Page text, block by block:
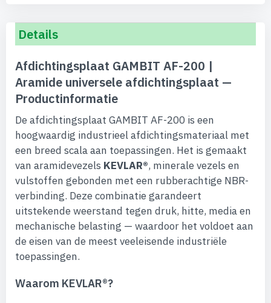
Details
Afdichtingsplaat GAMBIT AF-200 |
Aramide universele afdichtingsplaat —
Productinformatie
De afdichtingsplaat GAMBIT AF-200 is een
hoogwaardig industrieel afdichtingsmateriaal met
een breed scala aan toepassingen. Het is gemaakt
van aramidevezels KEVLAR®, minerale vezels en
vulstoffen gebonden met een rubberachtige NBR-
verbinding. Deze combinatie garandeert
uitstekende weerstand tegen druk, hitte, media en
mechanische belasting — waardoor het voldoet aan
de eisen van de meest veeleisende industriële
toepassingen.
Waarom KEVLAR®?